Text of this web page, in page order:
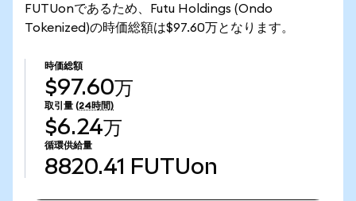
FUTUonであるため、Futu Holdings (Ondo
Tokenized)の時価総額は$97.60万となります。
時価総額
$97.60万
取引量 (24時間)
$6.24万
循環供給量
8820.41 FUTUon